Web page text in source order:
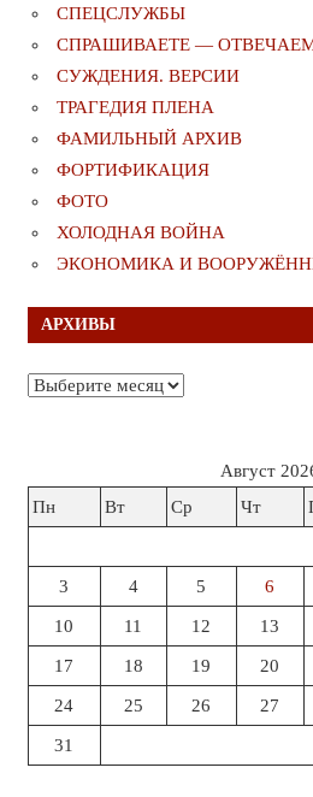
СПЕЦСЛУЖБЫ
СПРАШИВАЕТЕ —
СУЖДЕНИЯ. ВЕРСИИ
ТРАГЕДИЯ ПЛЕНА
ФАМИЛЬНЫЙ АРХИВ
ФОРТИФИКАЦИЯ
ФОТО
ХОЛОДНАЯ ВОЙНА
ЭКОНОМИКА И
АРХИВЫ
Архивы
Август
Пн
Вт Ср Чт
3 4 5 6
10 11 12 13
17 18 19 20
24 25 26 27
31